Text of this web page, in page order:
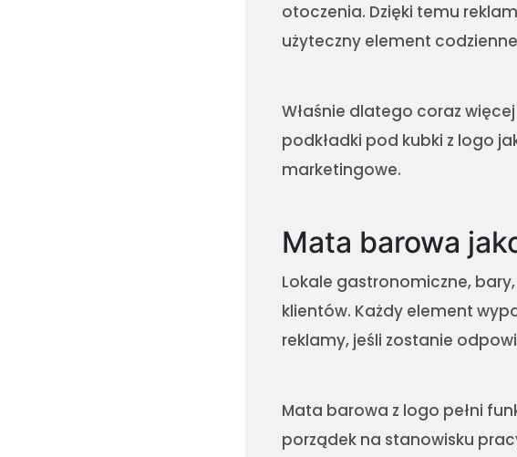
otoczenia. Dzięki temu
użyteczny element
Właśnie dlatego coraz
podkładki pod kubki z logo
marketingowe.
Mata barowa
Lokale gastronomiczne,
klientów. Każdy element
reklamy, jeśli zostanie
Mata barowa z logo pełni
porządek na stanowisku